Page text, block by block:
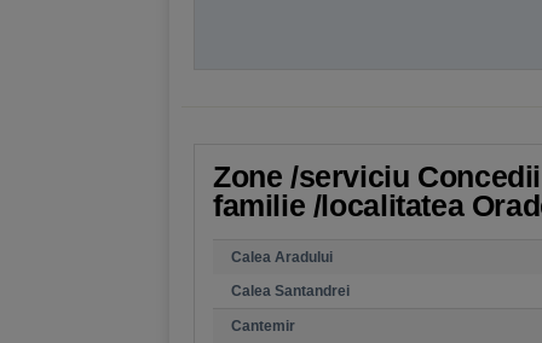
Zone /serviciu
familie /localitatea
Calea Aradului
Calea Santandrei
Cantemir